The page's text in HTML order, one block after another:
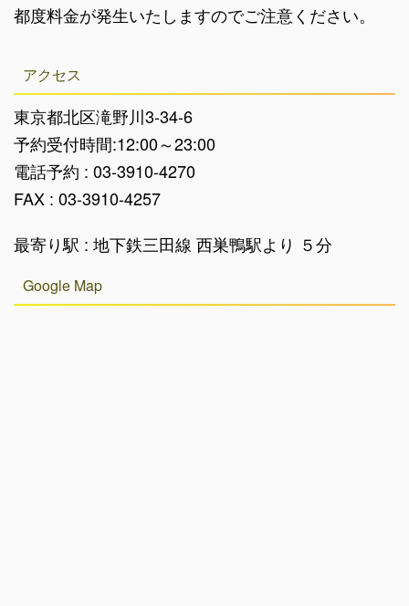
都度料金が発生いたしますのでご注意ください。
アクセス
東京都北区滝野川3-34-6
予約受付時間:12:00～23:00
電話予約 : 03-3910-4270
FAX : 03-3910-4257
最寄り駅 : 地下鉄三田線 西巣鴨駅より ５分
Google Map